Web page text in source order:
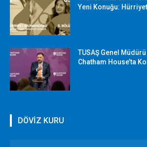
Yeni Konuğu:
TUSAŞ Genel
Chatham House’ta
DÖVİZ KURU